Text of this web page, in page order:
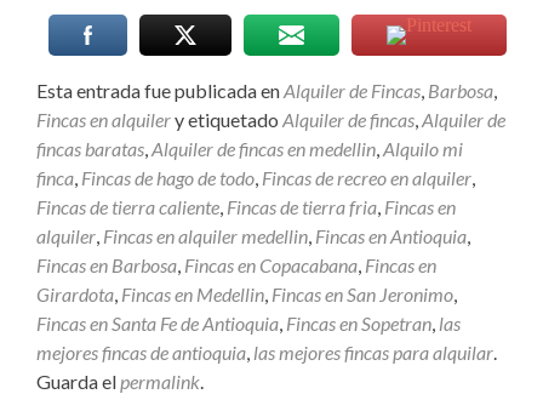
Esta entrada fue publicada enAlquiler de Fincas, Barbosa,
Fincas en alquilery etiquetado Alquiler de fincas,Alquiler de
fincas baratas,Alquiler de fincas en medellin,Alquilo mi
finca, Fincas de hago de todo, Fincas de recreo en alquiler,
Fincas de tierra caliente, Fincas de tierra fria, Fincas en
alquiler, Fincas en alquiler medellin, Fincas en Antioquia,
Fincas en Barbosa, Fincas en Copacabana, Fincas en
Girardota, Fincas en Medellin, Fincas en San Jeronimo,
Fincas en Santa Fe de Antioquia, Fincas en Sopetran, las
mejores fincas de antioquia, las mejores fincas para alquilar.
Guarda elpermalink.